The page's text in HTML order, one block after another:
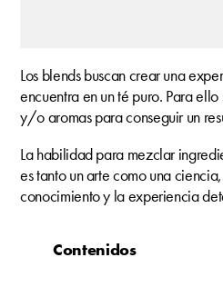
Los blends buscan crear una
encuentra en un té puro. Para
y/o aromas para conseguir un
La habilidad para mezclar
es tanto un arte como una
conocimiento y la experiencia
Contenidos